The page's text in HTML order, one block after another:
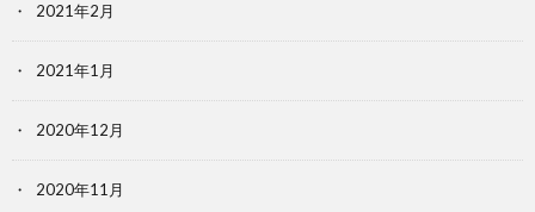
2021年2月
2021年1月
2020年12月
2020年11月